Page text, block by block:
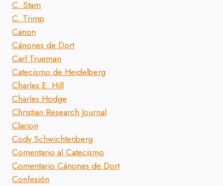
C. Stam
C. Trimp
Canon
Cánones de Dort
Carl Trueman
Catecismo de Heidelberg
Charles E. Hill
Charles Hodge
Christian Research Journal
Clarion
Cody Schwichtenberg
Comentario al Catecismo
Comentario Cánones de Dort
Confesión